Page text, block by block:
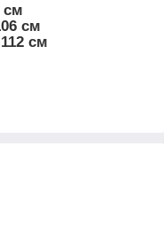
см
см
см